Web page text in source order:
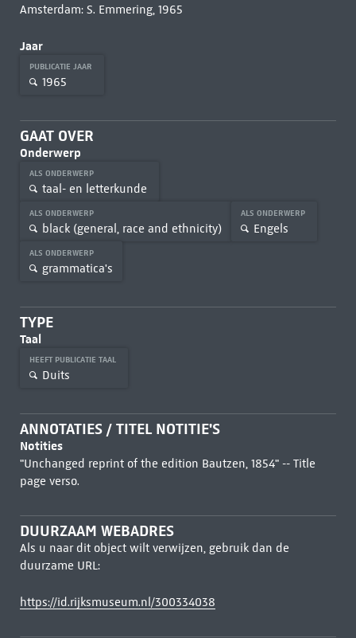
Amsterdam: S. Emmering, 1965
Jaar
PUBLICATIE JAAR
1965
GAAT OVER
Onderwerp
ALS ONDERWERP
taal- en letterkunde
ALS ONDERWERP
black (general, race and ethnicity)
ALS ONDERWERP
Engels
ALS ONDERWERP
grammatica's
TYPE
Taal
HEEFT PUBLICATIE TAAL
Duits
ANNOTATIES / TITEL NOTITIE'S
Notities
"Unchanged reprint of the edition Bautzen, 1854" -- Title
page verso.
DUURZAAM WEBADRES
Als u naar dit object wilt verwijzen, gebruik dan de
duurzame URL:
https://id.rijksmuseum.nl/300334038